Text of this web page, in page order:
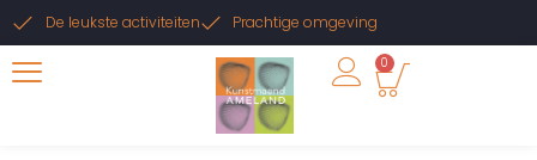
De leukste activiteiten Prachtige omgeving
0